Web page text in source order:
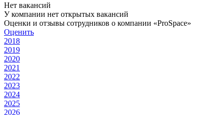
Нет вакансий
У компании нет открытых вакансий
Оценки и отзывы сотрудников о компании «ProSpace»
Оценить
2018
2019
2020
2021
2022
2023
2024
2025
2026